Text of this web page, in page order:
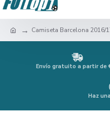
Camiseta Barcelona 2016/
Envío gratuito a partir de
Haz